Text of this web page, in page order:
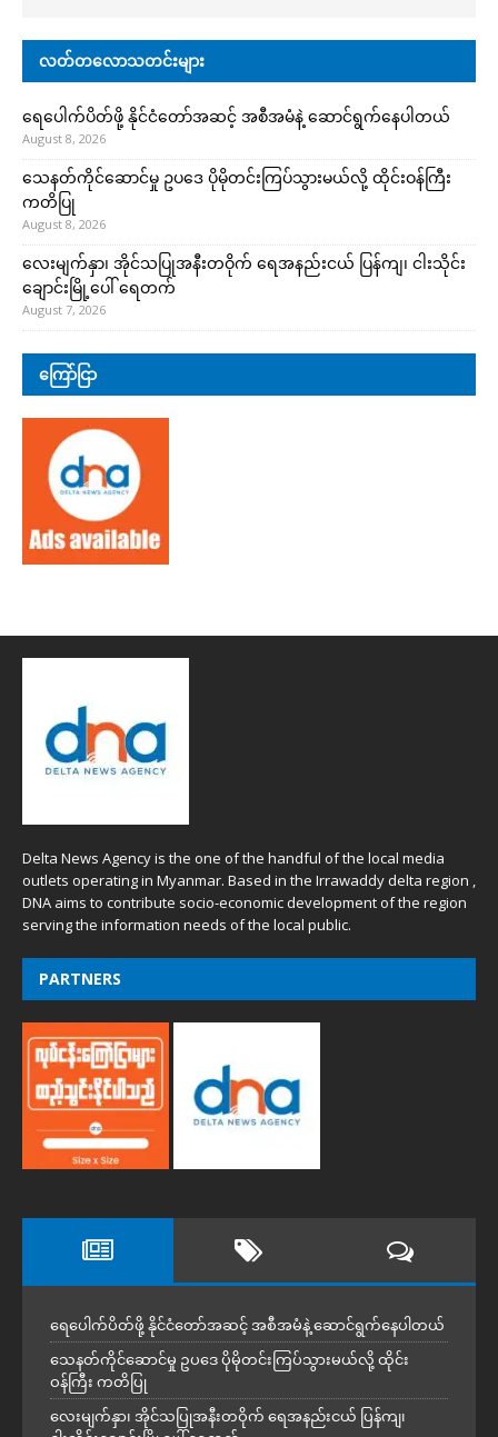
လတ်တလောသတင်းများ
ရေပေါက်ပိတ်ဖို့ နိုင်ငံတော်အဆင့် အစီအမံနဲ့ ဆောင်ရွက်နေပါတယ်
August 8, 2026
သေနတ်ကိုင်ဆောင်မှု ဥပဒေ ပိုမိုတင်းကြပ်သွားမယ်လို့ ထိုင်းဝန်ကြီး
ကတိပြု
August 8, 2026
လေးမျက်နှာ၊ အိုင်သပြုအနီးတဝိုက် ရေအနည်းငယ် ပြန်ကျ၊ ငါးသိုင်း
ချောင်းမြို့ပေါ် ရေတက်
August 7, 2026
ကြော်ငြာ
Delta News Agency is the one of the handful of the local media
outlets operating in Myanmar. Based in the Irrawaddy delta region ,
DNA aims to contribute socio-economic development of the region
serving the information needs of the local public.
PARTNERS
ရေပေါက်ပိတ်ဖို့ နိုင်ငံတော်အဆင့် အစီအမံနဲ့ ဆောင်ရွက်နေပါတယ်
သေနတ်ကိုင်ဆောင်မှု ဥပဒေ ပိုမိုတင်းကြပ်သွားမယ်လို့ ထိုင်း
ဝန်ကြီး ကတိပြု
လေးမျက်နှာ၊ အိုင်သပြုအနီးတဝိုက် ရေအနည်းငယ် ပြန်ကျ၊